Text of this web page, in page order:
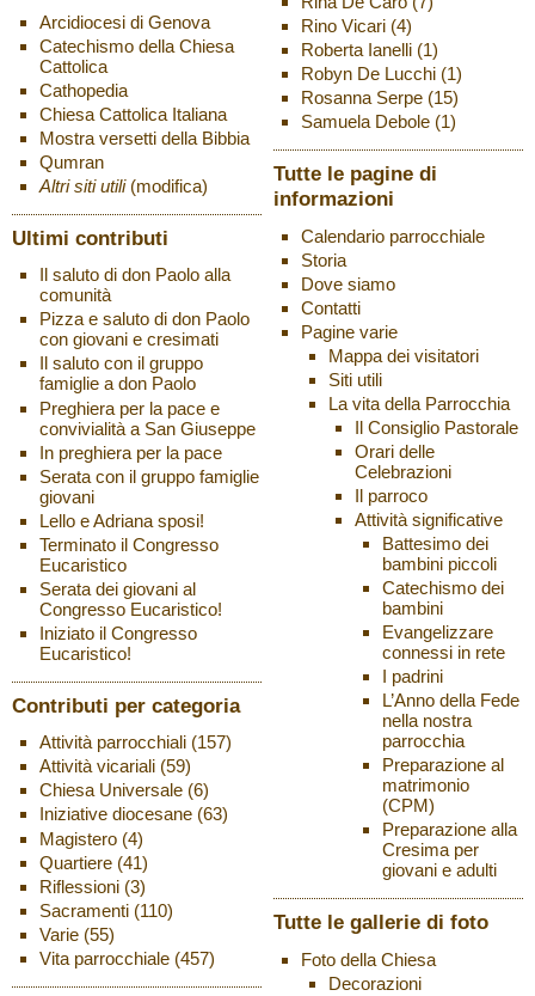
Arcidiocesi di Genova
Catechismo della Chiesa
Cattolica
Cathopedia
Chiesa Cattolica Italiana
Mostra versetti della Bibbia
Qumran
Altri siti utili (modifica)
Ultimi contributi
Il saluto di don Paolo alla
comunità
Pizza e saluto di don Paolo
con giovani e cresimati
Il saluto con il gruppo
famiglie a don Paolo
Preghiera per la pace e
convivialità a San Giuseppe
In preghiera per la pace
Serata con il gruppo famiglie
giovani
Lello e Adriana sposi!
Terminato il Congresso
Eucaristico
Serata dei giovani al
Congresso Eucaristico!
Iniziato il Congresso
Eucaristico!
Contributi per categoria
Attività parrocchiali(157)
Attività vicariali(59)
Chiesa Universale(6)
Iniziative diocesane(63)
Magistero(4)
Quartiere(41)
Riflessioni(3)
Sacramenti(110)
Varie(55)
Vita parrocchiale(457)
Rino Vicari(4)
Roberta Ianelli(1)
Robyn De Lucchi(1)
Rosanna Serpe(15)
Samuela Debole(1)
Tutte le pagine di
informazioni
Calendario parrocchiale
Storia
Dove siamo
Contatti
Pagine varie
Mappa dei visitatori
Siti utili
La vita della Parrocchia
Il Consiglio Pastorale
Orari delle
Celebrazioni
Il parroco
Attività significative
Battesimo dei
bambini piccoli
Catechismo dei
bambini
Evangelizzare
connessi in rete
I padrini
L’Anno della Fede
nella nostra
parrocchia
Preparazione al
matrimonio
(CPM)
Preparazione alla
Cresima per
giovani e adulti
Tutte le gallerie di foto
Foto della Chiesa
Decorazioni